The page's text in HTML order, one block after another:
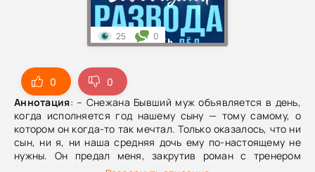
0
0
Аннотация: – Снежана Бывший муж объявляется в день,
когда исполняется год нашему сыну — тому самому, о
котором он когда-то так мечтал. Только оказалось, что ни
сын, ни я, ни наша средняя дочь ему по-настоящему не
нужны. Он предал меня, закрутив роман с тренером
Василисы. Я подала на развод, а позже узнала, что
25 0